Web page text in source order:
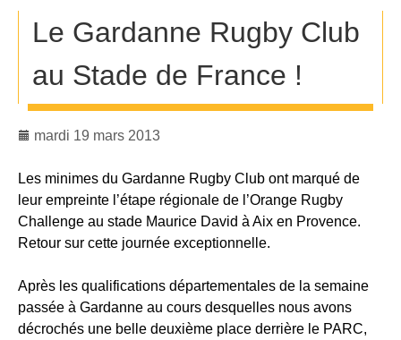
Le Gardanne Rugby Club
au Stade de France !
mardi 19 mars 2013
Les minimes du Gardanne Rugby Club ont marqué de
leur empreinte l’étape régionale de l’Orange Rugby
Challenge au stade Maurice David à Aix en Provence.
Retour sur cette journée exceptionnelle.
Après les qualifications départementales de la semaine
passée à Gardanne au cours desquelles nous avons
décrochés une belle deuxième place derrière le PARC,